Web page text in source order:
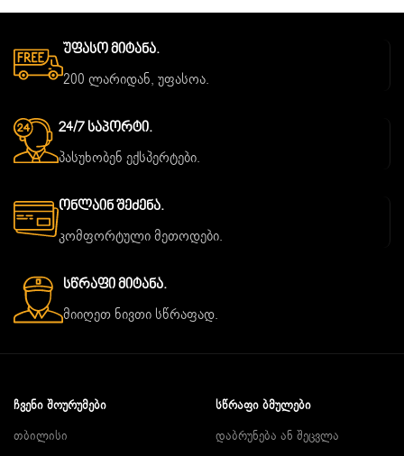
Უფასო Მიტანა.
200 ლარიდან, უფასოა.
24/7 Საპორტი.
პასუხობენ ექსპერტები.
Ონლაინ Შეძენა.
კომფორტული მეთოდები.
Სწრაფი Მიტანა.
მიიღეთ ნივთი სწრაფად.
ᲩᲕᲔᲜᲘ ᲨᲝᲣᲠᲣᲛᲔᲑᲘ
თბილისი
ᲡᲬᲠᲐᲤᲘ ᲑᲛᲣᲚᲔᲑᲘ
დაბრუნება ან შეცვლა